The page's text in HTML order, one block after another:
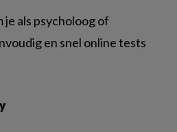
als psycholoog of
en snel online tests